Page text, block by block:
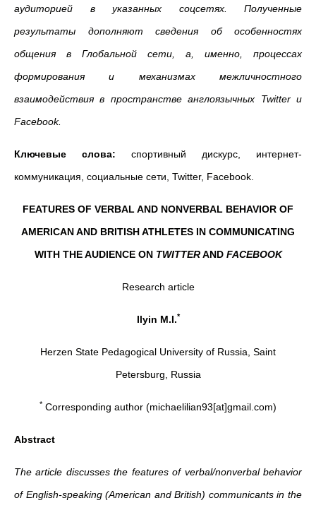
аудиторией в указанных соцсетях. Полученные
результаты дополняют сведения об особенностях
общения в Глобальной сети, а, именно, процессах
формирования и механизмах межличностного
взаимодействия в пространстве англоязычных Twitter и
Facebook.
Ключевые слова: спортивный дискурс, интернет-
коммуникация, социальные сети, Twitter, Facebook.
FEATURES OF VERBAL AND NONVERBAL BEHAVIOR OF
AMERICAN AND BRITISH ATHLETES IN COMMUNICATING
WITH THE AUDIENCE ON TWITTERAND FACEBOOK
Research article
Ilyin M.I.*
Herzen State Pedagogical University of Russia, Saint
Petersburg, Russia
* Corresponding author (michaelilian93[at]gmail.com)
Abstract
The article discusses the features of verbal/nonverbal behavior
of English-speaking (American and British) communicants in the